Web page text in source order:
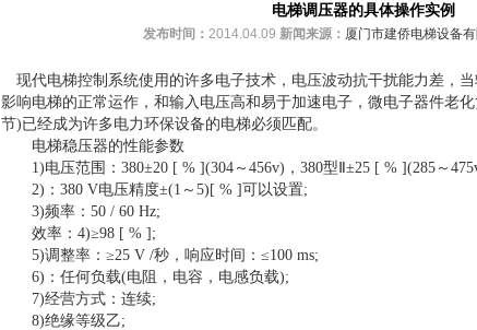
电梯调压器的具体操作实例
发布时间： 2014.04.09 新闻来源： 厦门市建侨电梯设备有
现代电梯控制系统使用的许多电子技术，电压波动抗干扰能力差，
影响电梯的正常运作，和输入电压高和易于加速电子，微电子器件老
节)已经成为许多电力环保设备的电梯必须匹配。
电梯稳压器的性能参数
1)电压范围：380±20 [ % ](304～456v)，380型Ⅱ±25 [ % ](285～
2)：380 V电压精度±(1～5)[ % ]可以设置;
3)频率：50 / 60 Hz;
效率：4)≥98 [ % ];
5)调整率：≥25 V /秒，响应时间：≤100 ms;
6)：任何负载(电阻，电容，电感负载);
7)经营方式：连续;
8)绝缘等级乙;